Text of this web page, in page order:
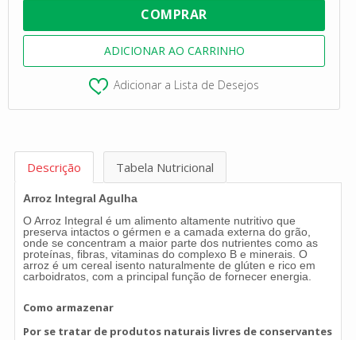
Adicionar a Lista de Desejos
Descrição Tabela Nutricional
Arroz Integral Agulha
O Arroz Integral é um alimento altamente nutritivo que
preserva intactos o gérmen e a camada externa do grão,
onde se concentram a maior parte dos nutrientes como as
proteínas, fibras, vitaminas do complexo B e minerais. O
arroz é um cereal isento naturalmente de glúten e rico em
carboidratos, com a principal função de fornecer energia.
Como armazenar
Por se tratar de produtos naturais livres de conservantes